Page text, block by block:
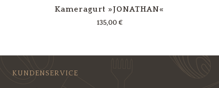
Kameragurt »JONATHAN«
135,00€
KUNDENSERVICE